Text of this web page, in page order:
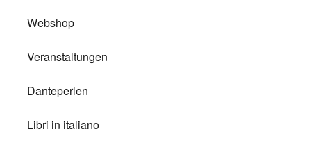
Webshop
Veranstaltungen
Danteperlen
Libri in italiano